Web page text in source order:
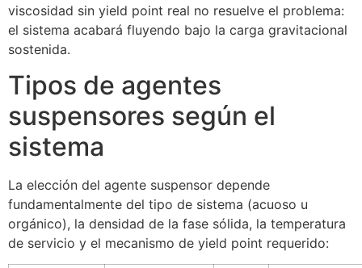
viscosidad sin yield point real no resuelve el problema:
el sistema acabará fluyendo bajo la carga gravitacional
sostenida.
Tipos de agentes
suspensores según el
sistema
La elección del agente suspensor depende
fundamentalmente del tipo de sistema (acuoso u
orgánico), la densidad de la fase sólida, la temperatura
de servicio y el mecanismo de yield point requerido: